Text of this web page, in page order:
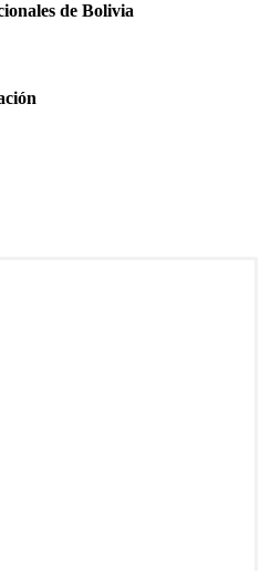
de Bolivia